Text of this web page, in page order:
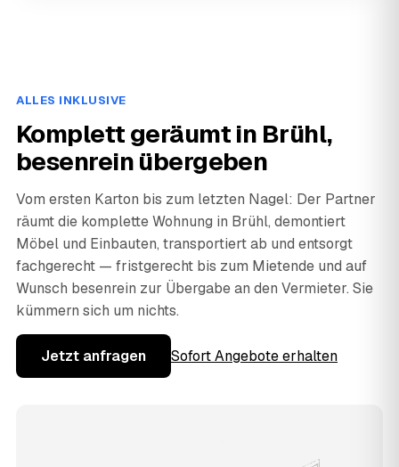
ALLES INKLUSIVE
Komplett geräumt in Brühl,
besenrein übergeben
Vom ersten Karton bis zum letzten Nagel: Der Partner
räumt die komplette Wohnung in Brühl, demontiert
Möbel und Einbauten, transportiert ab und entsorgt
fachgerecht — fristgerecht bis zum Mietende und auf
Wunsch besenrein zur Übergabe an den Vermieter. Sie
kümmern sich um nichts.
Jetzt anfragen Sofort Angebote erhalten